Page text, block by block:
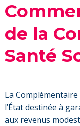
de la
Santé
La Complémentaire
l’État destinée à
aux revenus